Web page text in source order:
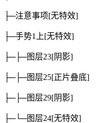
├─注意事项[无特效]
├─手势1上[无特效]
├─├─图层23[阴影]
├─├─图层25[正片叠底]
├─├─图层29[阴影]
├─└─图层24[无特效]